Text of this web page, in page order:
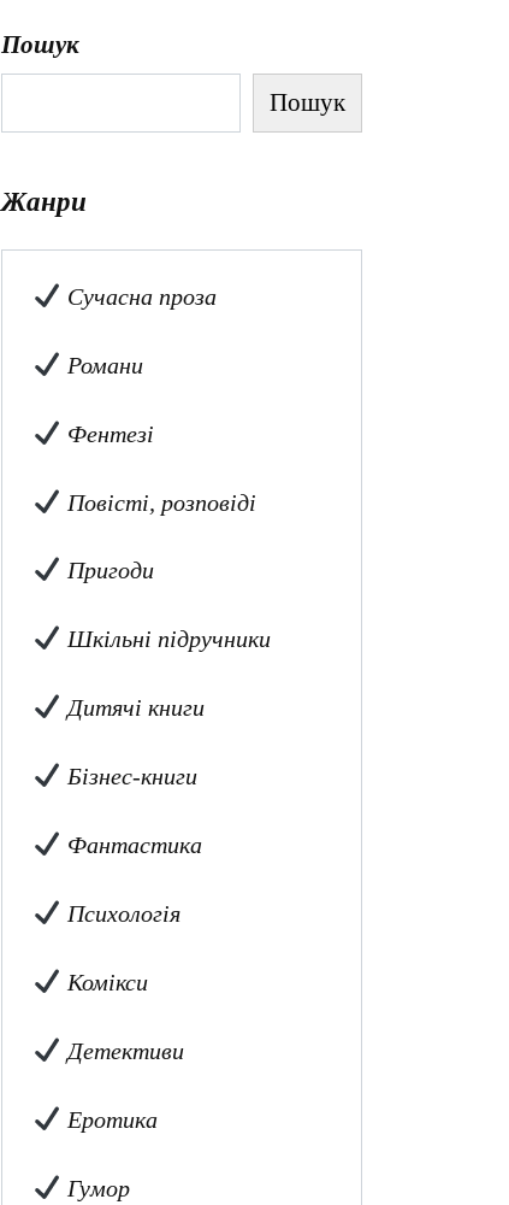
Пошук
Пошук
Жанри
Сучасна проза
Романи
Фентезі
Повісті, розповіді
Пригоди
Шкільні підручники
Дитячі книги
Бізнес-книги
Фантастика
Психологія
Комікси
Детективи
Еротика
Гумор